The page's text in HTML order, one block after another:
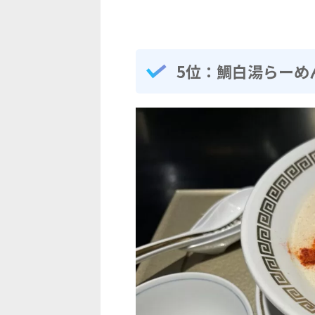
5位：鯛白湯らー